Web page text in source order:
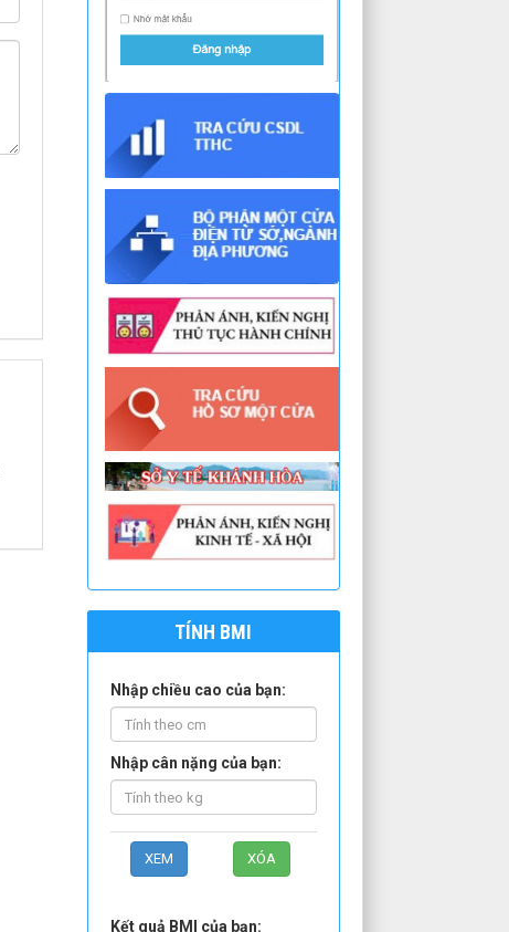
TÍNH BMI
Nhập chiều cao của bạn:
Nhập cân nặng của bạn:
Kết quả BMI của bạn: